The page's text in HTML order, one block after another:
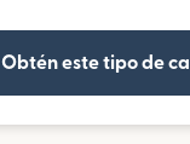
Obtén este tipo de